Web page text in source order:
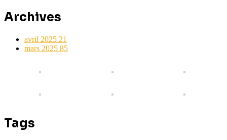
Archives
avril 2025 21
mars 2025 85
Tags